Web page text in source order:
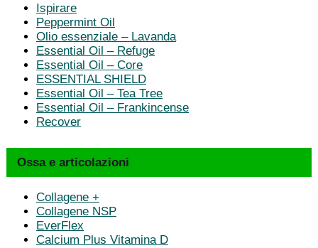
Ispirare
Peppermint Oil
Olio essenziale – Lavanda
Essential Oil – Refuge
Essential Oil – Core
ESSENTIAL SHIELD
Essential Oil – Tea Tree
Essential Oil – Frankincense
Recover
Ossa e articolazioni
Collagene +
Collagene NSP
EverFlex
Calcium Plus Vitamina D